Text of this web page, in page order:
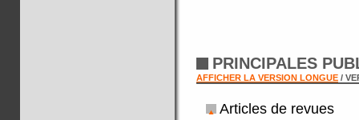
PRINCIPALES
AFFICHER LA VERSION LONGUE /
Articles de revues